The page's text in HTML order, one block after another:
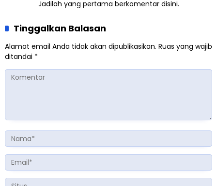
Jadilah yang pertama berkomentar disini.
Tinggalkan Balasan
Alamat email Anda tidak akan dipublikasikan. Ruas yang wajib
ditandai *